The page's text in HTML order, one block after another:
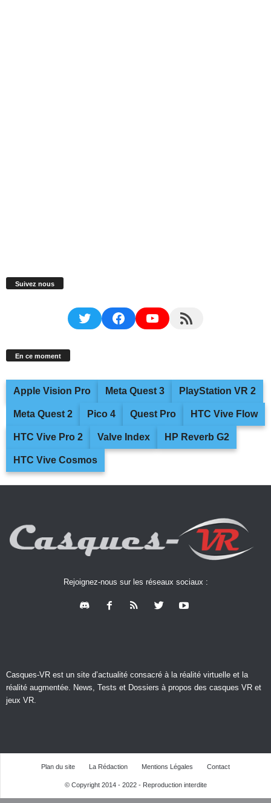
Suivez nous
TwitterFacebookYouTubeRSS Feed
En ce moment
Apple Vision Pro Meta Quest 3 PlayStation VR 2
Meta Quest 2 Pico 4 Quest Pro HTC Vive Flow
HTC Vive Pro 2 Valve Index HP Reverb G2
HTC Vive Cosmos
Rejoignez-nous sur les réseaux sociaux :
Casques-VR est un site d’actualité consacré à la réalité virtuelle et la
réalité augmentée. News, Tests et Dossiers à propos des casques VR et
jeux VR.
Plan du site La Rédaction Mentions Légales Contact
© Copyright 2014 - 2022 - Reproduction interdite